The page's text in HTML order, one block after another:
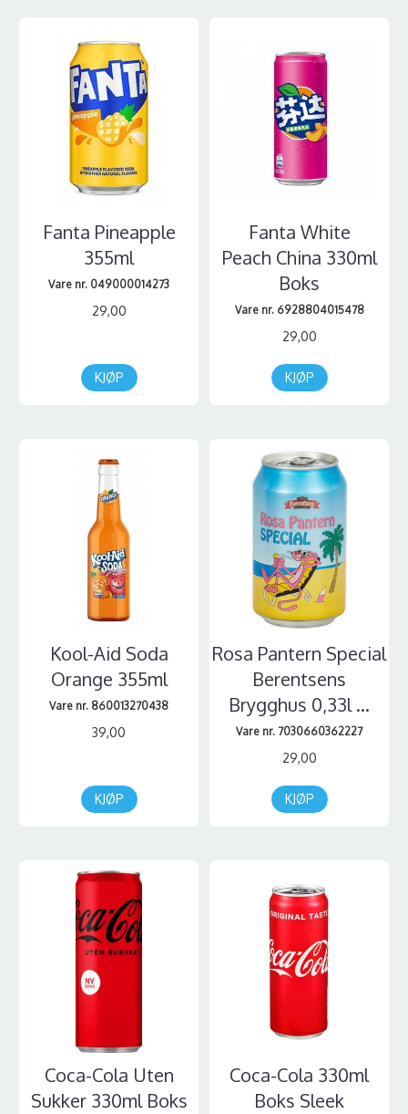
Fanta Pineapple
355ml
Vare nr. 049000014273
29,00
KJØP
Fanta White
Peach China 330ml
Boks
Vare nr. 6928804015478
29,00
KJØP
Kool-Aid Soda
Orange 355ml
Vare nr. 860013270438
39,00
KJØP
Rosa Pantern Special
Berentsens
Brygghus 0,33l ...
Vare nr. 7030660362227
29,00
KJØP
Coca-Cola Uten
Sukker 330ml Boks
Coca-Cola 330ml
Boks Sleek